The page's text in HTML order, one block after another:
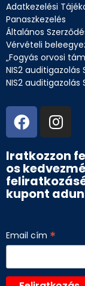
Adatkezelési
Panaszkezelés
Általános
Vérvételi
„Fogyás orvosi
NIS2 auditigazolás
NIS2 auditigazolás
Iratkozzon
os
kupont
Email cím *